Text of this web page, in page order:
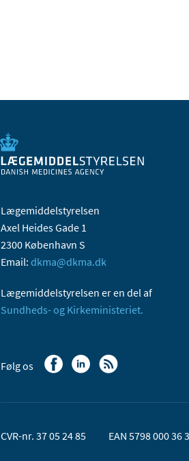
Lægemiddelstyrelsen
Axel Heides Gade 1
2300 København S
Email: dkma@dkma.dk
Lægemiddelstyrelsen er en del af
Sundheds- og Kirkeministeriet.
Følg os
CVR-nr. 37 05 24 85 EAN 5798 000 36